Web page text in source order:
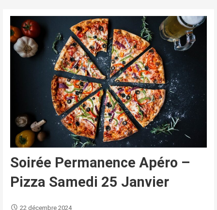
Soirée Permanence Apéro –
Pizza Samedi 25 Janvier
22 décembre 2024